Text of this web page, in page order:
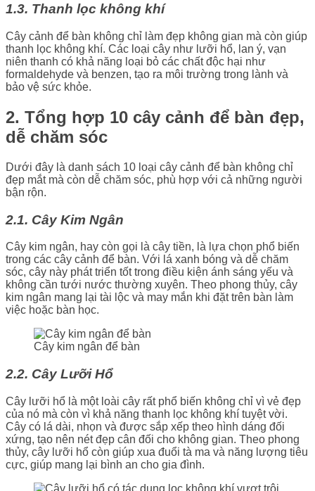
1.3. Thanh lọc không khí
Cây cảnh để bàn không chỉ làm đẹp không gian mà còn giúp
thanh lọc không khí. Các loại cây như lưỡi hổ, lan ý, vạn
niên thanh có khả năng loại bỏ các chất độc hại như
formaldehyde và benzen, tạo ra môi trường trong lành và
bảo vệ sức khỏe.
2. Tổng hợp 10 cây cảnh để bàn đẹp,
dễ chăm sóc
Dưới đây là danh sách 10 loại cây cảnh để bàn không chỉ
đẹp mắt mà còn dễ chăm sóc, phù hợp với cả những người
bận rộn.
2.1. Cây Kim Ngân
Cây kim ngân, hay còn gọi là cây tiền, là lựa chọn phổ biến
trong các cây cảnh để bàn. Với lá xanh bóng và dễ chăm
sóc, cây này phát triển tốt trong điều kiện ánh sáng yếu và
không cần tưới nước thường xuyên. Theo phong thủy, cây
kim ngân mang lại tài lộc và may mắn khi đặt trên bàn làm
việc hoặc bàn học.
Cây kim ngân để bàn
2.2. Cây Lưỡi Hổ
Cây lưỡi hổ là một loài cây rất phổ biến không chỉ vì vẻ đẹp
của nó mà còn vì khả năng thanh lọc không khí tuyệt vời.
Cây có lá dài, nhọn và được sắp xếp theo hình dáng đối
xứng, tạo nên nét đẹp cân đối cho không gian. Theo phong
thủy, cây lưỡi hổ còn giúp xua đuổi tà ma và năng lượng tiêu
cực, giúp mang lại bình an cho gia đình.